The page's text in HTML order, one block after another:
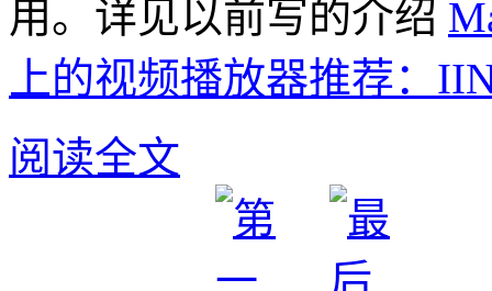
用。详见以前写的介绍
上的视频播放器推荐：
阅读全文